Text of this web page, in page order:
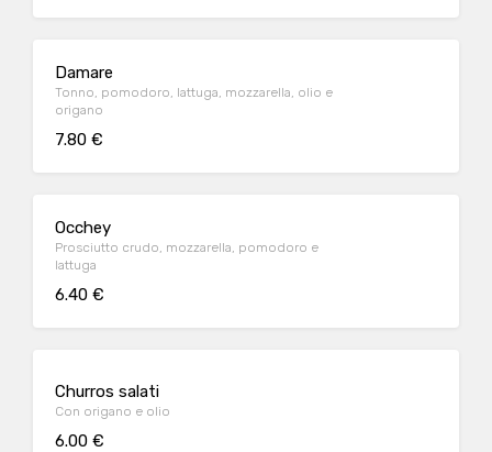
Damare
Tonno, pomodoro, lattuga, mozzarella, olio e
origano
7.80 €
Occhey
Prosciutto crudo, mozzarella, pomodoro e
lattuga
6.40 €
Churros salati
Con origano e olio
6.00 €